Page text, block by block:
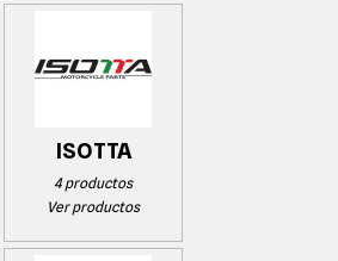
ISOTTA
4 productos
Ver productos